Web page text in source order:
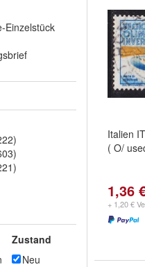
Einzelstück
Zustand
Neu
Italien
( O/
1,36
+ 1,20 €